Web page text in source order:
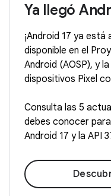
Ya llegó
¡Android 17 ya
disponible en el
Android (AOSP), y
dispositivos Pixel
Consulta las 5
debes conocer
Android 17 y la API